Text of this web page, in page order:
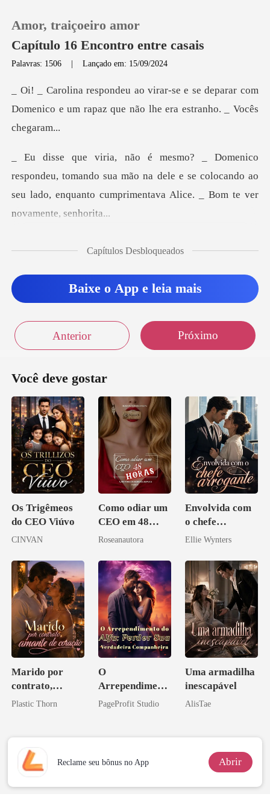
0
Histórico
Sair
Amor, traiçoeiro amor
Capítulo 16 Encontro entre casais
Palavras: 1506 |Lançado em: 15/09/2024
se deparar com
Domenico e um rapaz que nã
omando sua mão na dele e se colocando ao
seu lado, enquant
Capítulos Desbloqueados
Baixe o App e leia mais
Anterior Próximo
Você deve gostar
Os Trigêmeos
do CEO Viúvo
CINVAN
Como odiar um
CEO em 48
horas
Roseanautora
Envolvida com
o chefe
arrogante
Ellie Wynters
Marido por
contrato,
amante de
Plastic Thorn
O
Arrependiment
o do Alfa:
Companheira
PageProfit Studio
Uma armadilha
inescapável
AlisTae
Reclame seu bônus no App Abrir